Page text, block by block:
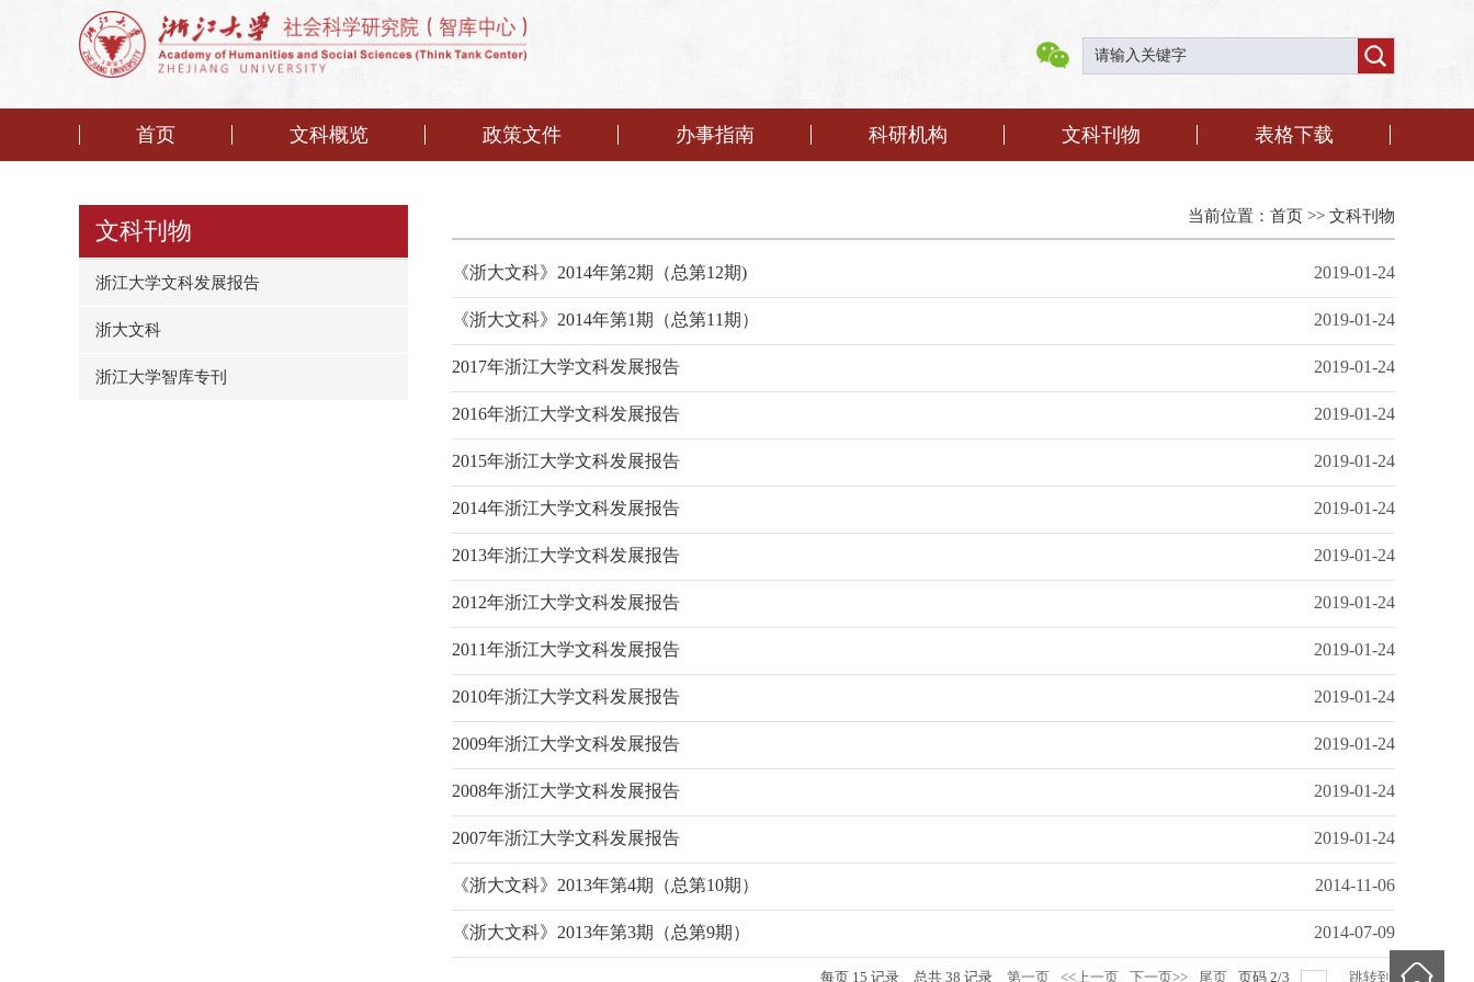
首页 文科概览 政策文件 办事指南 科研机构 文科刊物 表格下载
文科刊物
浙江大学文科发展报告
浙大文科
浙江大学智库专刊
当前位置： 首页 >> 文科刊物
《浙大文科》2014年第2期（总第12期) 2019-01-24
《浙大文科》2014年第1期（总第11期） 2019-01-24
2017年浙江大学文科发展报告 2019-01-24
2016年浙江大学文科发展报告 2019-01-24
2015年浙江大学文科发展报告 2019-01-24
2014年浙江大学文科发展报告 2019-01-24
2013年浙江大学文科发展报告 2019-01-24
2012年浙江大学文科发展报告 2019-01-24
2011年浙江大学文科发展报告 2019-01-24
2010年浙江大学文科发展报告 2019-01-24
2009年浙江大学文科发展报告 2019-01-24
2008年浙江大学文科发展报告 2019-01-24
2007年浙江大学文科发展报告 2019-01-24
《浙大文科》2013年第4期（总第10期） 2014-11-06
《浙大文科》2013年第3期（总第9期） 2014-07-09
每页 15 记录 总共 38 记录 第一页 <<上一页 下一页>> 尾页 页码 2/3 跳转到